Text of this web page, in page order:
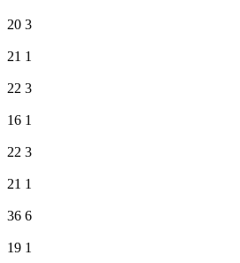
20 3
21 1
22 3
16 1
22 3
21 1
36 6
19 1